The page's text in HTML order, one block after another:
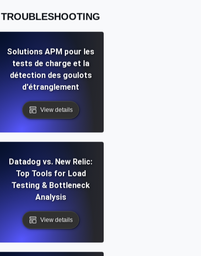
Solutions APM pour les
tests de charge et la
détection des goulots
d'étranglement
View details
Datadog vs. New Relic:
Top Tools for Load
Testing & Bottleneck
Analysis
View details